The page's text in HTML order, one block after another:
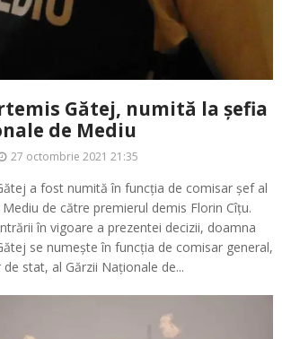
Gătej, numită la șefia
de Mediu
27 octombrie 2021 21:35
a fost numită în funcția de comisar șef al
de către premierul demis Florin Cîțu.
în vigoare a prezentei decizii, doamna
se numește în funcția de comisar general,
stat, al Gărzii Naționale de...